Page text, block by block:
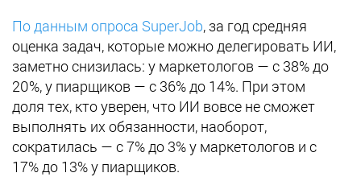
По данным опроса SuperJob, за год средняя
оценка задач, которые можно делегировать ИИ,
заметно снизилась: у маркетологов — с 38% до
20%, у пиарщиков — с 36% до 14%. При этом
доля тех, кто уверен, что ИИ вовсе не сможет
выполнять их обязанности, наоборот,
сократилась — с 7% до 3% у маркетологов и с
17% до 13% у пиарщиков.